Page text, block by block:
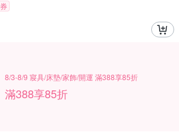
券
8/3-8/9 寢具/床墊/家飾/開運 滿388享85折
滿388享85折